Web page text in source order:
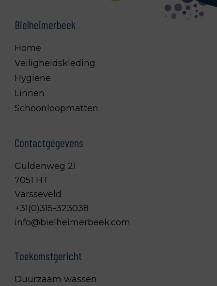
FooterBielheimerbeek
Home
Veiligheidskleding
Hygiëne
Linnen
Schoonloopmatten
Contactgegevens
Guldenweg 21
7051 HT
Varsseveld
+31(0)315-323038
info@bielheimerbeek.com
Toekomstgericht
Duurzaam wassen